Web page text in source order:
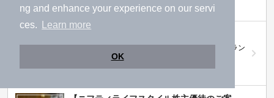
ng and enhance your experience on our servi
ces.
Learn more
OK
温浴施設をお得に楽しめるサブスクリプションプラン